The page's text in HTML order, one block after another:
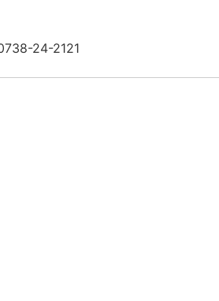
24-2121